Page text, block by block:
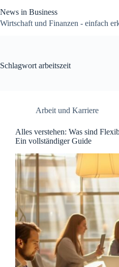
Inhalt
springen
News in Business
Wirtschaft und Finanzen - einfach
Schlagwort arbeitszeit
Arbeit und Karriere
Alles verstehen: Was sind
Ein vollständiger Guide